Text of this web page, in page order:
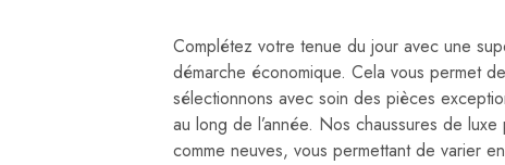
Complétez votre tenue du jour avec une
démarche économique. Cela vous permet
sélectionnons avec soin des pièces
au long de l’année. Nos chaussures de
comme neuves, vous permettant de varier